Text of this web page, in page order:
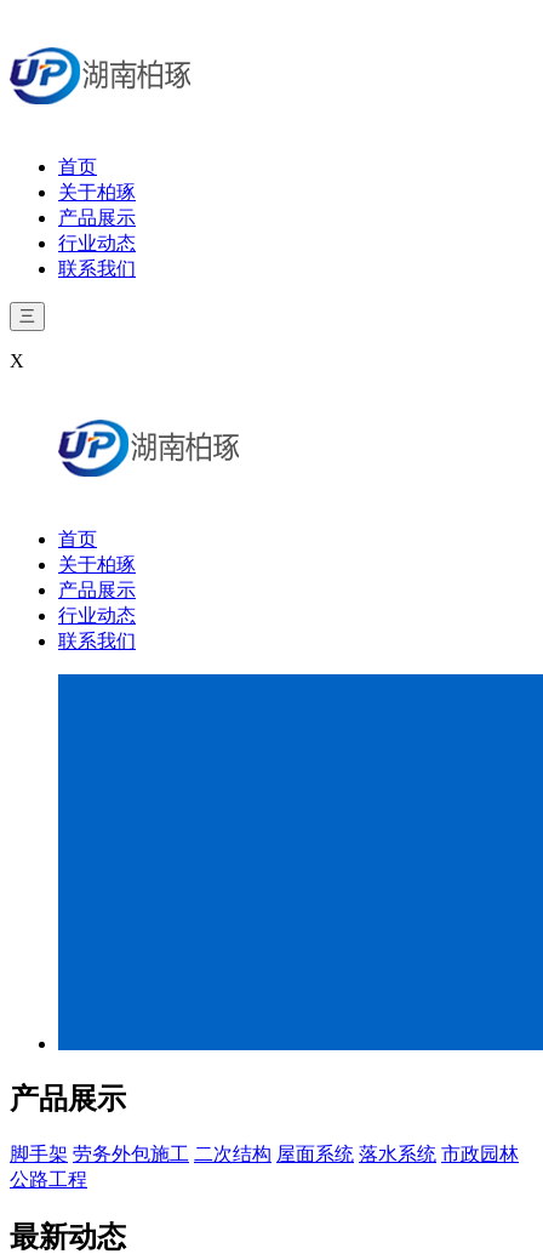
首页
关于柏琢
产品展示
行业动态
联系我们
三
X
首页
关于柏琢
产品展示
行业动态
联系我们
产品展示
脚手架 劳务外包施工 二次结构 屋面系统 落水系统 市政园林
公路工程
最新动态